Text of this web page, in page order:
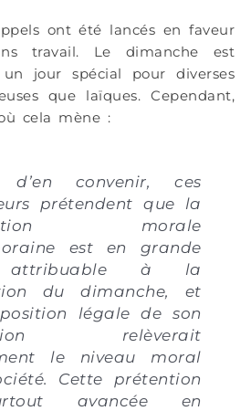
ont été lancés en faveur
travail. Le dimanche est
jour spécial pour diverses
que laïques. Cependant,
cela mène :
convenir, ces
prétendent que la
morale
est en grande
attribuable à la
du dimanche, et
légale de son
relèverait
le niveau moral
Cette prétention
avancée en